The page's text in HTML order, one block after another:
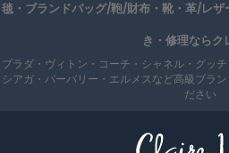
毯・ブランドバッグ/鞄/財布・靴・革/レ
き・修理ならク
プラダ・ヴィトン・コーチ・シャネル・グッ
シアガ・バーバリー・エルメスなど高級ブラ
ださい